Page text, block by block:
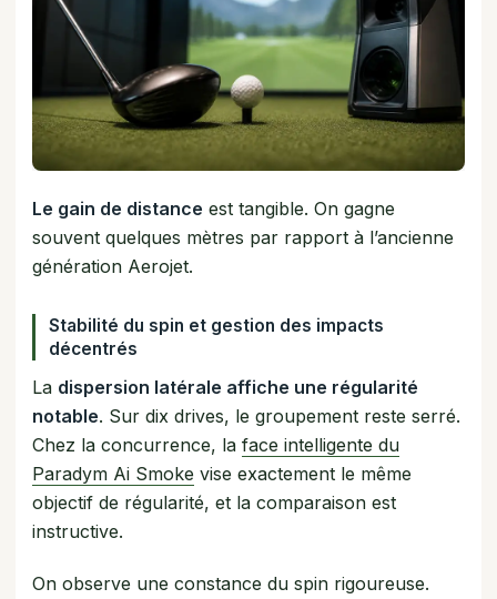
Le gain de distance est tangible. On gagne
souvent quelques mètres par rapport à l’ancienne
génération Aerojet.
Stabilité du spin et gestion des impacts
décentrés
La dispersion latérale affiche une régularité
notable. Sur dix drives, le groupement reste serré.
Chez la concurrence, la face intelligente du
Paradym Ai Smoke vise exactement le même
objectif de régularité, et la comparaison est
instructive.
On observe une constance du spin rigoureuse.